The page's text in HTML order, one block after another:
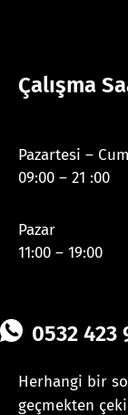
Çalışma
Pazartesi –
09:00 – 21 :00
Pazar
11:00 – 19:00
0532 423
Herhangi bir
geçmekten